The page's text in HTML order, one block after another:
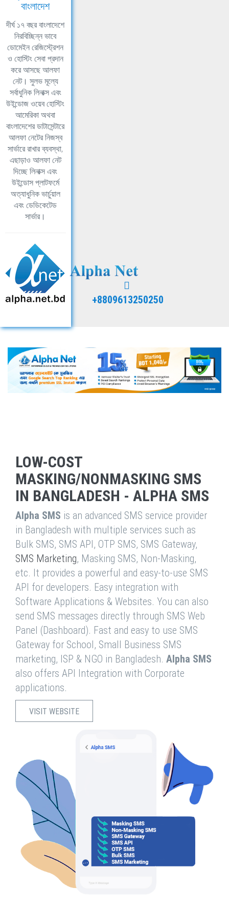
বাংলাদেশ
দীর্ঘ ১৭ বছর বাংলাদেশে
নিরবিচ্ছিন্ন ভাবে
ডোমেইন রেজিস্ট্রেশন
ও হোস্টিং সেবা প্রদান
করে আসছে আলফা
নেট। সুলভ মূল্যে
সর্বাধুনিক লিনাক্স এবং
উইন্ডোজ ওয়েব হোস্টিং
আমেরিকা অথবা
বাংলাদেশের ডাটাসেন্টারে
আলফা নেটের নিজস্ব
সার্ভারে রাখার ব্যবস্থা,
এছাড়াও আলফা নেট
দিচ্ছে লিনাক্স এবং
উইন্ডোস প্লাটফর্মে
অত্যাধুনিক ভার্চুয়াল
এবং ডেডিকেটেড
সার্ভার।
+8809613250250
LOW-COST
MASKING/NONMASKING SMS
IN BANGLADESH - ALPHA SMS
Alpha SMS is an advanced SMS service provider
in Bangladesh with multiple services such as
Bulk SMS, SMS API, OTP SMS, SMS Gateway,
SMS Marketing, Masking SMS, Non-Masking,
etc. It provides a powerful and easy-to-use SMS
API for developers. Easy integration with
Software Applications & Websites. You can also
send SMS messages directly through SMS Web
Panel (Dashboard). Fast and easy to use SMS
Gateway for School, Small Business SMS
marketing, ISP & NGO in Bangladesh. Alpha SMS
also offers API Integration with Corporate
applications.
VISIT WEBSITE